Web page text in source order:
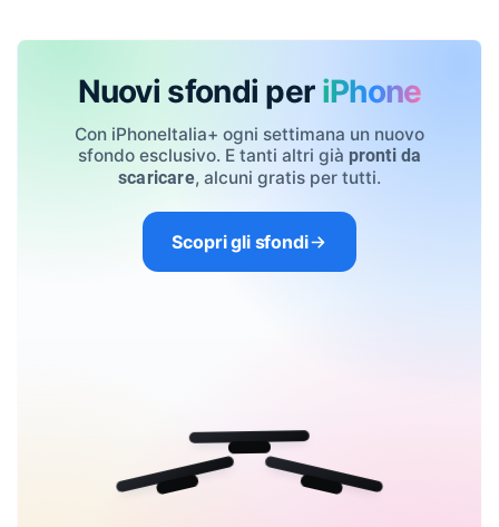
Nuovi sfondi per iPhone
Con iPhoneItalia+ ogni settimana un nuovo
sfondo esclusivo. E tanti altri già pronti da
scaricare, alcuni gratis per tutti.
Scopri gli sfondi